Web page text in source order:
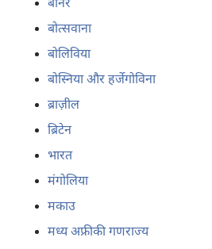
बॉनेर
बोत्सवाना
बोलिविया
बोस्निया और हर्जेगोविना
ब्राज़ील
ब्रिटेन
भारत
मंगोलिया
मकाउ
मध्य अफ्रीकी गणराज्य